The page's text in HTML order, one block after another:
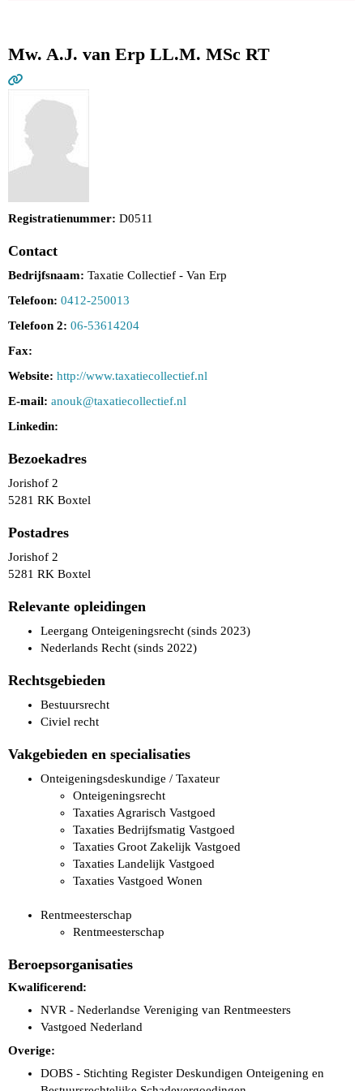
Mw. A.J. van Erp LL.M. MSc RT
Registratienummer: D0511
Contact
Bedrijfsnaam: Taxatie Collectief - Van Erp
Telefoon: 0412-250013
Telefoon 2: 06-53614204
Fax:
Website: http://www.taxatiecollectief.nl
E-mail: anouk@taxatiecollectief.nl
Linkedin:
Bezoekadres
Jorishof 2
5281 RK Boxtel
Postadres
Jorishof 2
5281 RK Boxtel
Relevante opleidingen
Leergang Onteigeningsrecht (sinds 2023)
Nederlands Recht (sinds 2022)
Rechtsgebieden
Bestuursrecht
Civiel recht
Vakgebieden en specialisaties
Onteigeningsdeskundige / Taxateur
Onteigeningsrecht
Taxaties Agrarisch Vastgoed
Taxaties Bedrijfsmatig Vastgoed
Taxaties Groot Zakelijk Vastgoed
Taxaties Landelijk Vastgoed
Taxaties Vastgoed Wonen
Rentmeesterschap
Rentmeesterschap
Beroepsorganisaties
Kwalificerend:
NVR - Nederlandse Vereniging van Rentmeesters
Vastgoed Nederland
Overige:
DOBS - Stichting Register Deskundigen Onteigening en